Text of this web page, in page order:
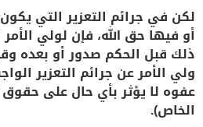
لكن في جرائم التعزير التي
أو فيها حق الله، فإن لولي
ذلك قبل الحكم صدور أو بعده
ولي الأمر عن جرائم التعزير
عفوه لا يؤثر بأي حال على
الخاص).